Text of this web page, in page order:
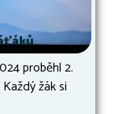
proběhl 2.
žák si